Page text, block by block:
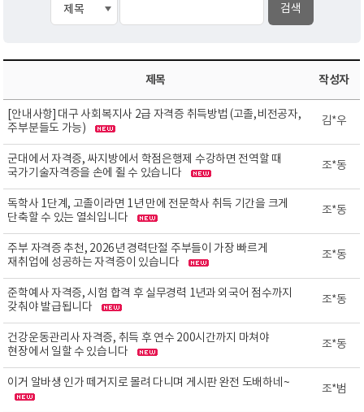
제목 작성자
[안내사항] 대구 사회복지사 2급 자격증 취득방법 (고졸,비전공자,
주부분들도 가능)
김*우
군대에서 자격증, 싸지방에서 학점은행제 수강하면 전역할 때
국가기술자격증을 손에 쥘 수 있습니다
조*동
독학사 1단계, 고졸이라면 1년 만에 전문학사 취득 기간을 크게
단축할 수 있는 열쇠입니다
조*동
주부 자격증 추천, 2026년 경력단절 주부들이 가장 빠르게
재취업에 성공하는 자격증이 있습니다
조*동
준학예사 자격증, 시험 합격 후 실무경력 1년과 외국어 점수까지
갖춰야 발급됩니다
조*동
건강운동관리사 자격증, 취득 후 연수 200시간까지 마쳐야
현장에서 일할 수 있습니다
조*동
이거 알바생 인가 떼거지로 몰려 다니며 게시판 완전 도배하네~ 조*범